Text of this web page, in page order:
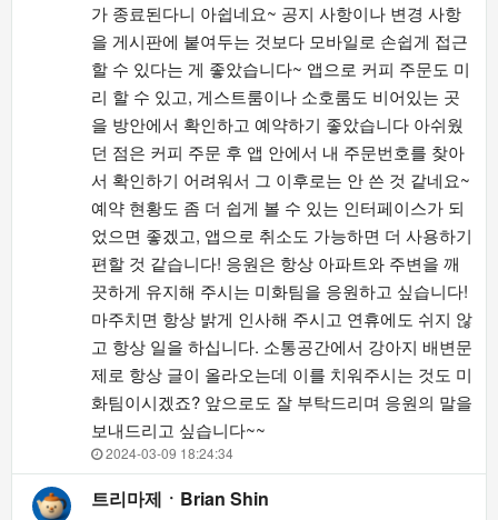
가 종료된다니 아쉽네요~ 공지 사항이나 변경 사항
을 게시판에 붙여두는 것보다 모바일로 손쉽게 접근
할 수 있다는 게 좋았습니다~ 앱으로 커피 주문도 미
리 할 수 있고, 게스트룸이나 소호룸도 비어있는 곳
을 방안에서 확인하고 예약하기 좋았습니다 아쉬웠
던 점은 커피 주문 후 앱 안에서 내 주문번호를 찾아
서 확인하기 어려워서 그 이후로는 안 쓴 것 같네요~
예약 현황도 좀 더 쉽게 볼 수 있는 인터페이스가 되
었으면 좋겠고, 앱으로 취소도 가능하면 더 사용하기
편할 것 같습니다! 응원은 항상 아파트와 주변을 깨
끗하게 유지해 주시는 미화팀을 응원하고 싶습니다!
마주치면 항상 밝게 인사해 주시고 연휴에도 쉬지 않
고 항상 일을 하십니다. 소통공간에서 강아지 배변문
제로 항상 글이 올라오는데 이를 치워주시는 것도 미
화팀이시겠죠? 앞으로도 잘 부탁드리며 응원의 말을
보내드리고 싶습니다~~
2024-03-09 18:24:34
트리마제ㆍBrian Shin